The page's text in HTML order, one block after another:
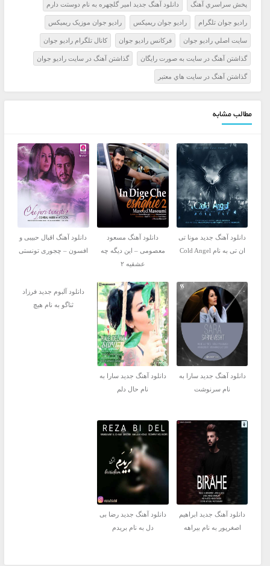
پخش سراسري آهنگ دانلود آهنگ جدید امیر گلچهره به نام دوستت دارم
راديو جوان تلگرام راديو جوان ريميکس راديو جوان موزيک ريميکس
سايت اصلي راديو جوان فرکانس راديو جوان کانال تلگرام راديو جوان
گذاشتن آهنگ در سايت به صورت رايگان گذاشتن آهنگ در سايت راديو جوان
گذاشتن آهنگ در سايت هاي معتبر
مطالب مشابه
دانلود آهنگ جدید مونا تی
ان تی به نام Cold Angel
دانلود آهنگ مسعود
معصومی – این دیگه چه
عشقیه ۲
دانلود آهنگ اقبال حبیبی و
افسون – چجوری تونستی
دانلود آهنگ جدید سارا به
نام سرنوشت
دانلود آهنگ جدید سارا به
نام حال دلم
دانلود آلبوم جدید فرزاد
ثناگو به نام هیچ
دانلود آهنگ جدید ابراهیم
اصغرپور به نام بیراهه
دانلود آهنگ جدید رضا بی
دل به نام بریدم